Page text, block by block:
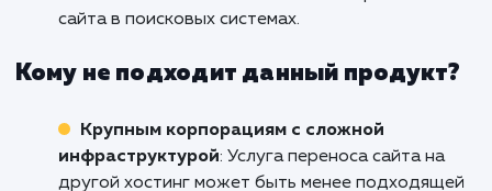
переноса сайта на другой хостинг является
Она позволяет им безопасно перенести весь
историю заказов на новый хостинг,
простои и сохраняя непрерывность работы